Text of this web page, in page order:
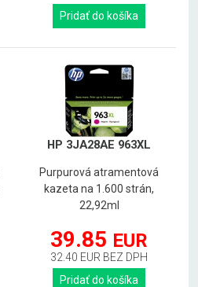
Pridať do košíka
HP 3JA28AE 963XL
Purpurová atramentová
kazeta na 1.600 strán,
22,92ml
39.85 EUR
32.40 EUR BEZ DPH
Pridať do košíka